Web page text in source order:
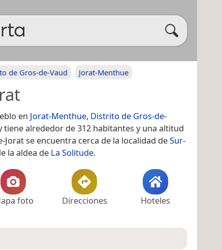
de Gros-de-Vaud Jorat-Menthue
en Jorat-Menthue, Distrito de Gros-de-
tiene alrededor de 312 habitantes y una altitud
Jorat se encuentra cerca de la localidad deSur-
la aldea de La Solitude.
foto Direcciones Hoteles